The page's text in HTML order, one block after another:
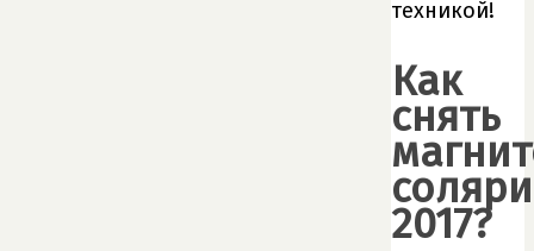
техникой!
Как
снять
2017?